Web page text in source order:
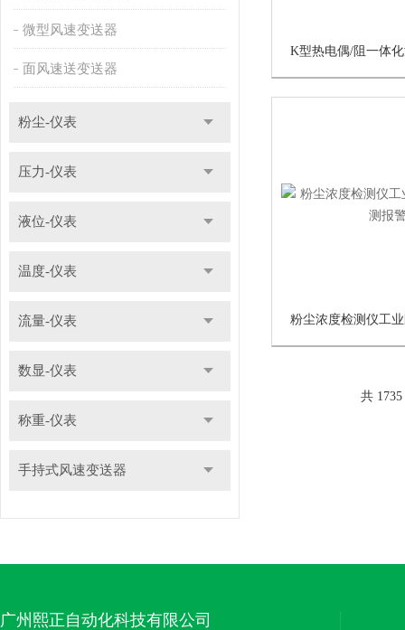
微型风速变送器
面风速送变送器
粉尘-仪表
压力-仪表
液位-仪表
温度-仪表
流量-仪表
数显-仪表
称重-仪表
手持式风速变送器
共
广州熙正自动化科技有限公司